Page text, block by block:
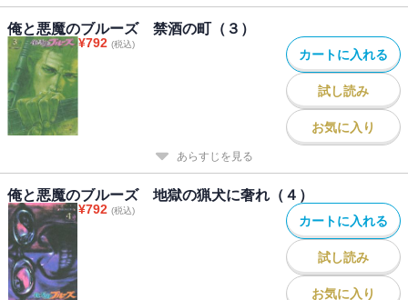
俺と悪魔のブルーズ 禁酒の町（３）
¥792 (税込)
カートに入れる
試し読み
お気に入り
あらすじを見る
俺と悪魔のブルーズ 地獄の猟犬に奢れ（４）
¥792 (税込)
カートに入れる
試し読み
お気に入り